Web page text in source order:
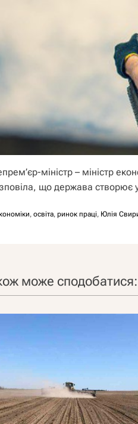
міністр – міністр
що держава
, освіта, ринок праці, Юлія
може сподобатися: